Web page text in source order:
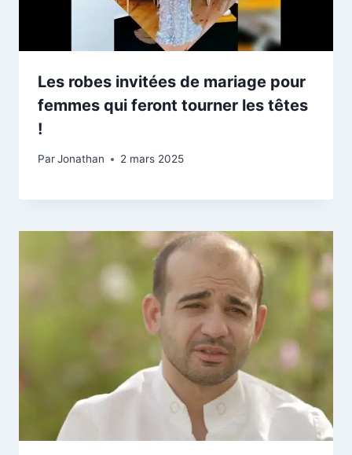
Les robes invitées de mariage pour
femmes qui feront tourner les têtes
!
ParJonathan 2 mars 2025